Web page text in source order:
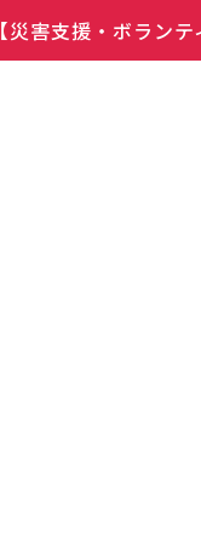
【災害支援・ボラン